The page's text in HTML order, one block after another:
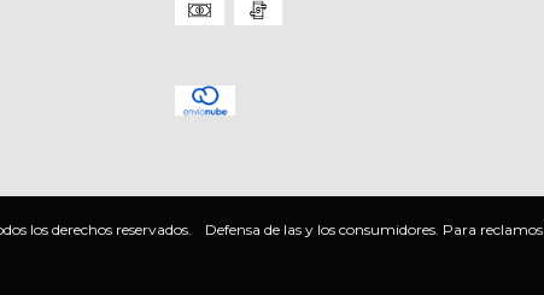
los derechos reservados. Defensa de las y los consumidores. Para reclamos